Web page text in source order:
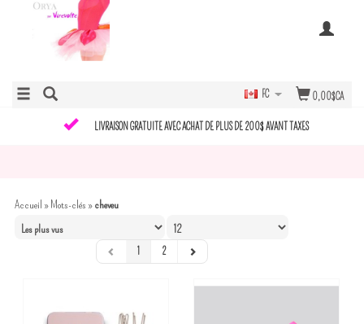
0,00$CA
FC
LIVRAISON GRATUITE AVEC ACHAT DE PLUS DE 200$ AVANT TAXES
Accueil »Mots-clés »cheveu
1 2